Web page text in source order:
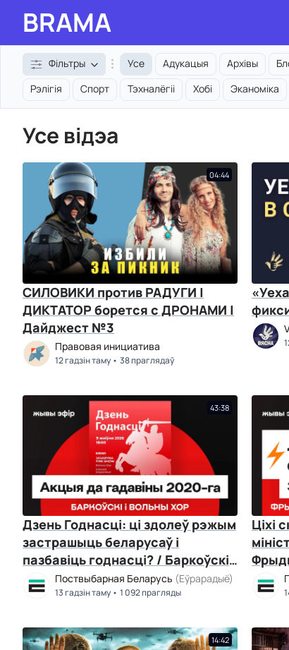
BRAMA
Фільтры Усе Адукацыя Архівы
Рэлігія
Спорт Тэхналёгіі Хобі Эканоміка
Усе відэа
04:44
СИЛОВИКИ против РАДУГИ |
ДИКТАТОР борется с ДРОНАМИ |
Дайджест №3
Правовая инициатива
12 гадзін таму 38 праглядаў
43:38
Дзень Годнасці: ці здолеў рэжым
застрашыць беларусаў і
пазбавіць годнасці? / Баркоўскі і
Вольны хор
Поствыбарная Беларусь (Еўрарадыё)
13 гадзін таму 1 092 прагляды
Ціхі
14:42